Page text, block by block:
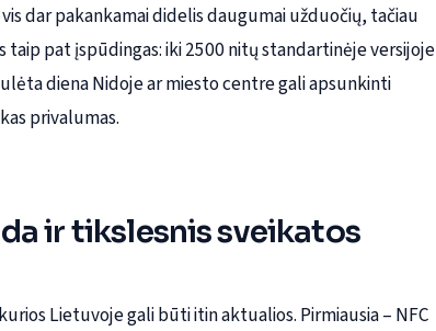
dar pakankamai didelis daugumai užduočių, tačiau
taip pat įspūdingas: iki 2500 nitų standartinėje versijoje
diena Nidoje ar miesto centre gali apsunkinti
privalumas.
ir tikslesnis sveikatos
Lietuvoje gali būti itin aktualios. Pirmiausia – NFC